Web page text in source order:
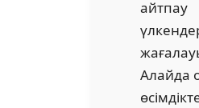
айтпау
Алайда